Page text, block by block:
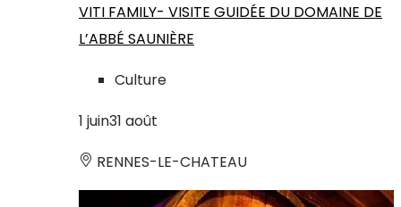
VITI FAMILY- VISITE GUIDÉE DU DOMAINE DE
L’ABBÉ SAUNIÈRE
Culture
1 juin31 août
RENNES-LE-CHATEAU